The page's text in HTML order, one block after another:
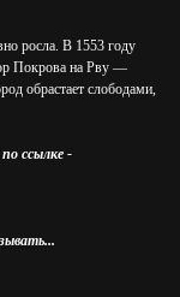
росла. В 1553 году
Покрова на Рву —
обрастает слободами,
ссылке -